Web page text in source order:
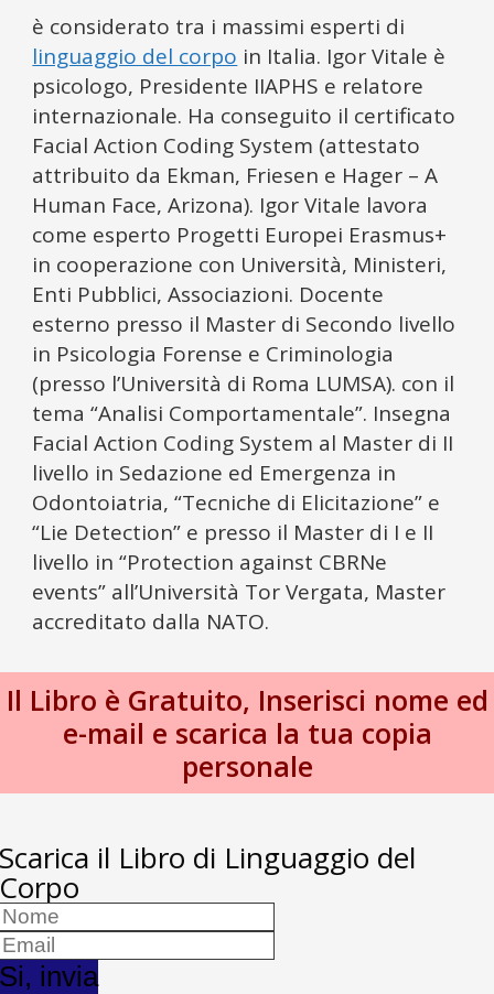
è considerato tra i massimi esperti di
linguaggio del corpo in Italia. Igor Vitale è
psicologo, Presidente IIAPHS e relatore
internazionale. Ha conseguito il certificato
Facial Action Coding System (attestato
attribuito da Ekman, Friesen e Hager – A
Human Face, Arizona). Igor Vitale lavora
come esperto Progetti Europei Erasmus+
in cooperazione con Università, Ministeri,
Enti Pubblici, Associazioni. Docente
esterno presso il Master di Secondo livello
in Psicologia Forense e Criminologia
(presso l’Università di Roma LUMSA). con il
tema “Analisi Comportamentale”. Insegna
Facial Action Coding System al Master di II
livello in Sedazione ed Emergenza in
Odontoiatria, “Tecniche di Elicitazione” e
“Lie Detection” e presso il Master di I e II
livello in “Protection against CBRNe
events” all’Università Tor Vergata, Master
accreditato dalla NATO.
Il Libro è Gratuito, Inserisci nome ed
e-mail e scarica la tua copia
personale
​Scarica il ​Libro di Linguaggio del
Corpo
​S​i, invia